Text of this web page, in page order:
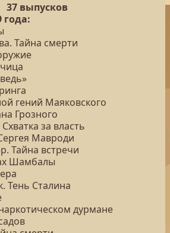
37 выпусков
года:
Тайна смерти
гений Маяковского
Грозного
за власть
Мавроди
Тайна встречи
Шамбалы
Тень Сталина
дурмане